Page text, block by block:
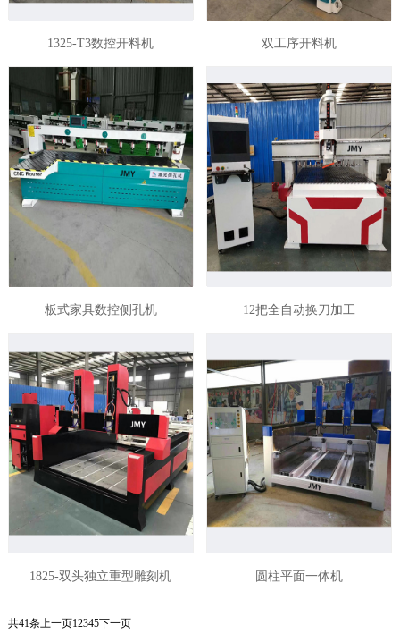
1325-T3数控开料机 双工序开料机
板式家具数控侧孔机 12把全自动换刀加工
1825-双头独立重型雕刻机 圆柱平面一体机
共41条上一页12345下一页